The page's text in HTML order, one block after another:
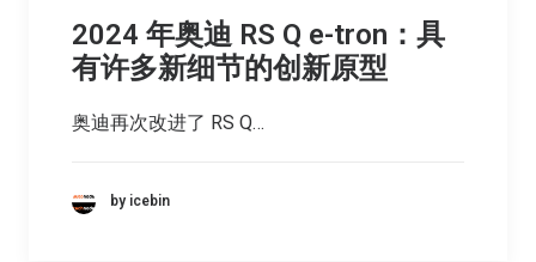
2024 年奥迪 RS Q e-tron：具
有许多新细节的创新原型
奥迪再次改进了 RS Q…
by icebin